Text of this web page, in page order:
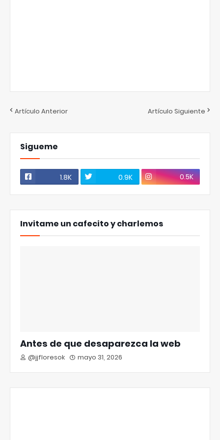
Artículo Anterior Artículo Siguiente
Sigueme
1.8K 0.9K 0.5K
Invitame un cafecito y charlemos
Antes de que desaparezca la web
@jjfloresok mayo 31, 2026